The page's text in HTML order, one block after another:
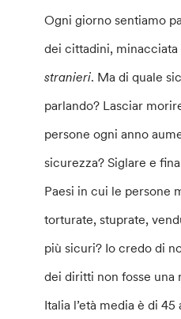
Ogni giorno sentiamo
dei cittadini, minacciata
stranieri. Ma di quale
parlando? Lasciar
persone ogni anno
sicurezza? Siglare e
Paesi in cui le persone
torturate, stuprate,
più sicuri? Io credo di
dei diritti non fosse una
Italia l’età media è di